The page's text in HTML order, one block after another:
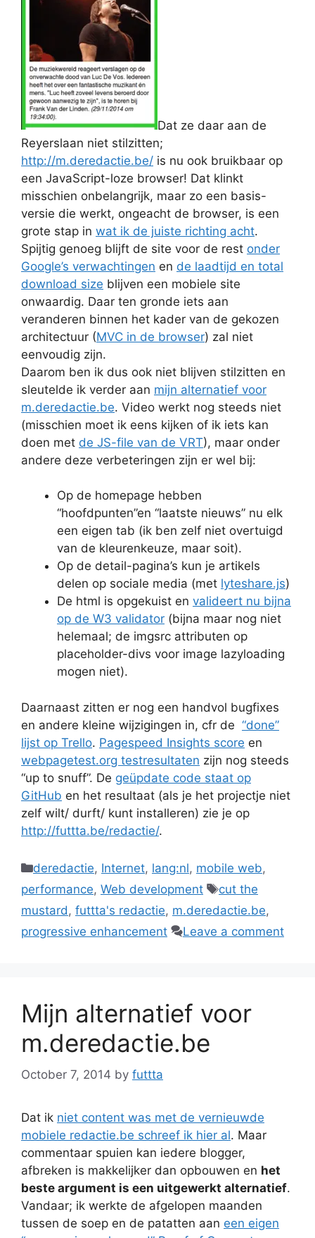
Dat ze daar aan de
Reyerslaan niet stilzitten;
http://m.deredactie.be/ is nu ook bruikbaar op
een JavaScript-loze browser! Dat klinkt
misschien onbelangrijk, maar zo een basis-
versie die werkt, ongeacht de browser, is een
grote stap in wat ik de juiste richting acht.
Spijtig genoeg blijft de site voor de rest onder
Google’s verwachtingen en de laadtijd en total
download size blijven een mobiele site
onwaardig. Daar ten gronde iets aan
veranderen binnen het kader van de gekozen
architectuur (MVC in de browser) zal niet
eenvoudig zijn.
Daarom ben ik dus ook niet blijven stilzitten en
sleutelde ik verder aan mijn alternatief voor
m.deredactie.be. Video werkt nog steeds niet
(misschien moet ik eens kijken of ik iets kan
doen met de JS-file van de VRT), maar onder
andere deze verbeteringen zijn er wel bij:
Op de homepage hebben
“hoofdpunten”en “laatste nieuws” nu elk
een eigen tab (ik ben zelf niet overtuigd
van de kleurenkeuze, maar soit).
Op de detail-pagina’s kun je artikels
delen op sociale media (met lyteshare.js)
De html is opgekuist en valideert nu bijna
op de W3 validator (bijna maar nog niet
helemaal; de imgsrc attributen op
placeholder-divs voor image lazyloading
mogen niet).
Daarnaast zitten er nog een handvol bugfixes
en andere kleine wijzigingen in, cfr de “done”
lijst op Trello. Pagespeed Insights score en
webpagetest.org testresultaten zijn nog steeds
“up to snuff”. De geüpdate code staat op
GitHub en het resultaat (als je het projectje niet
zelf wilt/ durft/ kunt installeren) zie je op
http://futtta.be/redactie/.
Categories
deredactie, Internet, lang:nl, mobile web,
performance, Web development Tags
cut the
mustard, futtta's redactie, m.deredactie.be,
progressive enhancement
Leave a comment
Mijn alternatief voor
m.deredactie.be
October 7, 2014 by futtta
Dat ik niet content was met de vernieuwde
mobiele redactie.be schreef ik hier al. Maar
commentaar spuien kan iedere blogger,
afbreken is makkelijker dan opbouwen en het
beste argument is een uitgewerkt alternatief.
Vandaar; ik werkte de afgelopen maanden
tussen de soep en de patatten aan een eigen